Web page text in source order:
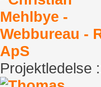
Projektledelse